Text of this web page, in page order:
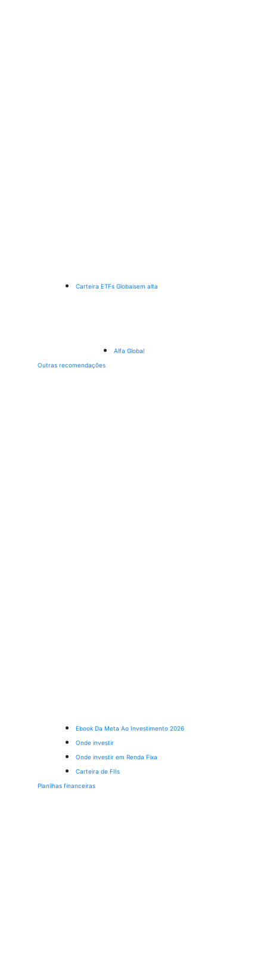
Carteira ETFs Globaisem alta
Alfa Global
Outras recomendações
Ebook Da Meta Ao Investimento 2026
Onde investir
Onde investir em Renda Fixa
Carteira de FIIs
Planilhas financeiras